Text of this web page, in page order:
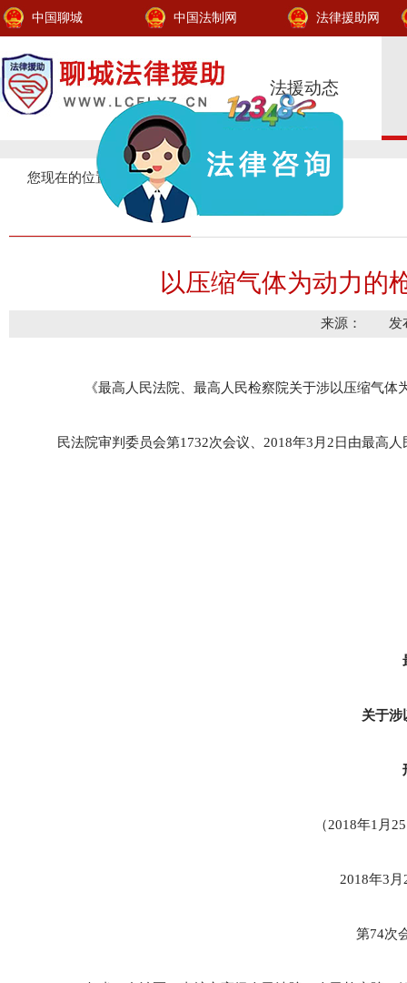
中国聊城 中国法制网 法律援助网
法援动态
您现在的位置： 法援天地 司法解释>
以压缩气体为动力的
来源： 发布
《最高人民法院、最高人民检察院关于涉以压缩气
民法院审判委员会第1732次会议、2018年3月2日由最高
关于涉
（2018年1月
2018年3
第74次